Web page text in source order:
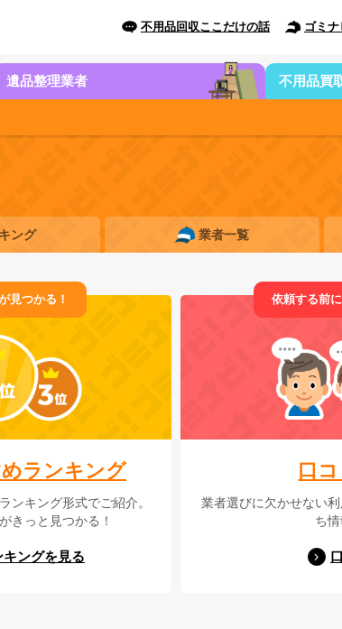
不用品回収ここだけの話 ゴミ
遺品整理業者 不用品買
ング 業者一覧
見つかる！
ランキング
ンキング形式でご紹介。
きっと見つかる！
ングを見る
依頼する前
口
業者選びに欠かせない
ち情